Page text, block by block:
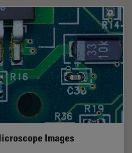
Images